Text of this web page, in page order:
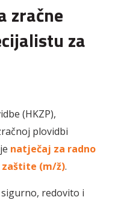
zračne
za
(HKZP),
plovidbi
natječaj za radno
zaštite (m/ž).
redovito i